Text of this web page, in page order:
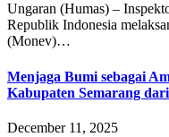
Ungaran (Humas) –
Republik Indonesia
(Monev)…
Menjaga Bumi sebagai
Kabupaten Semarang
December 11, 2025